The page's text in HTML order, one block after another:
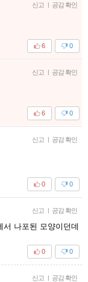
신고 | 공감 확인
0
6
신고 | 공감 확인
0
6
신고 | 공감 확인
0
0
신고 | 공감 확인
나포된 모양이던데
0
0
신고 | 공감 확인